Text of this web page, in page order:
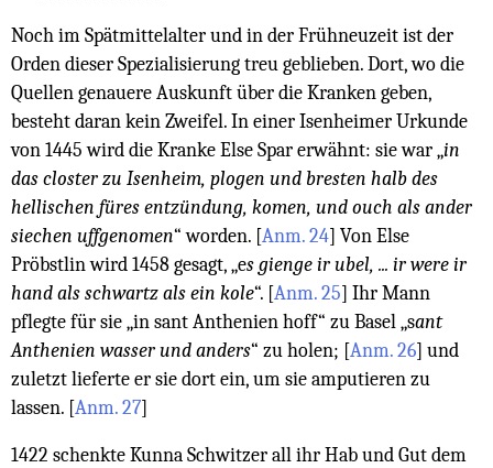
Noch im Spätmittelalter und in der Frühneuzeit ist der
Orden dieser Spezialisierung treu geblieben. Dort, wo die
Quellen genauere Auskunft über die Kranken geben,
besteht daran kein Zweifel. In einer Isenheimer Urkunde
von 1445 wird die Kranke Else Spar erwähnt: sie war „in
das closter zu Isenheim, plogen und bresten halb des
hellischen füres entzündung, komen, und ouch als ander
siechen uffgenomen“ worden. [Anm. 24] Von Else
Pröbstlin wird 1458 gesagt, „es gienge ir ubel, ... ir were ir
hand als schwartz als ein kole“. [Anm. 25] Ihr Mann
pflegte für sie „in sant Anthenien hoff“ zu Basel „sant
Anthenien wasser und anders“ zu holen; [Anm. 26] und
zuletzt lieferte er sie dort ein, um sie amputieren zu
lassen. [Anm. 27]
1422 schenkte Kunna Schwitzer all ihr Hab und Gut dem